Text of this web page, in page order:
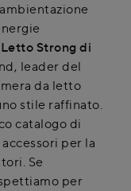
Letto Strong di
leader del
da letto
stile raffinato.
catalogo di
per la
Se
per